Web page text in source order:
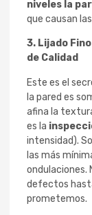
niveles la
que causan
3. Lijado
de Calidad
Este es el
la pared es
afina la
es la
intensidad).
las más
ondulaciones.
defectos
prometemos.